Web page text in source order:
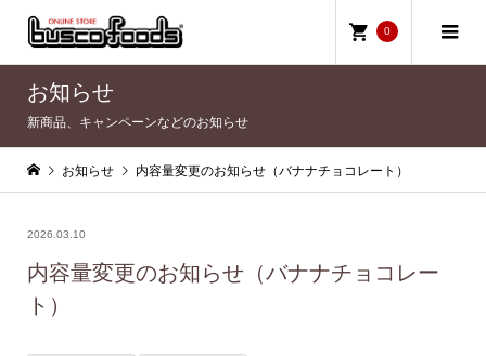
0
お知らせ
新商品、キャンペーンなどのお知らせ
お知らせ 内容量変更のお知らせ（バナナチョコレート）
2026.03.10
内容量変更のお知らせ（バナナチョコレー
ト）